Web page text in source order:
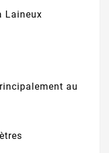
Laineux
au